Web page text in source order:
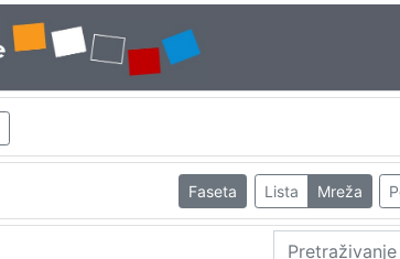
Faseta Lista Mreža